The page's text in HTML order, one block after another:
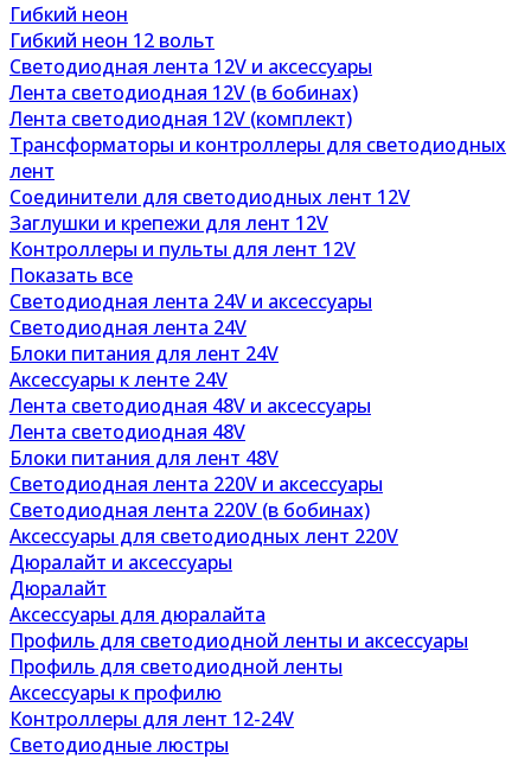
Гибкий неон
Гибкий неон 12 вольт
Светодиодная лента 12V и аксессуары
Лента светодиодная 12V (в бобинах)
Лента светодиодная 12V (комплект)
Трансформаторы и контроллеры для светодиодных
лент
Соединители для светодиодных лент 12V
Заглушки и крепежи для лент 12V
Контроллеры и пульты для лент 12V
Показать все
Светодиодная лента 24V и аксессуары
Светодиодная лента 24V
Блоки питания для лент 24V
Аксессуары к ленте 24V
Лента светодиодная 48V и аксессуары
Лента светодиодная 48V
Блоки питания для лент 48V
Светодиодная лента 220V и аксессуары
Светодиодная лента 220V (в бобинах)
Аксессуары для светодиодных лент 220V
Дюралайт и аксессуары
Дюралайт
Аксессуары для дюралайта
Профиль для светодиодной ленты и аксессуары
Профиль для светодиодной ленты
Аксессуары к профилю
Контроллеры для лент 12-24V
Светодиодные люстры